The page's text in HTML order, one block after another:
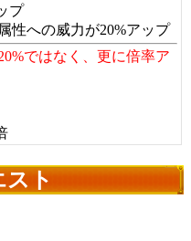
プ
性への威力が20%アップ
ではなく、更に倍率ア
スト